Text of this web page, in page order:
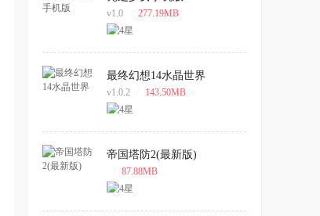
v1.0 277.19MB
最终幻想14水晶世界
v1.0.2 143.50MB
帝国塔防2(最新版)
87.88MB